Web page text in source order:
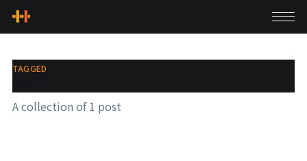
TAGGED
A collection of 1 post